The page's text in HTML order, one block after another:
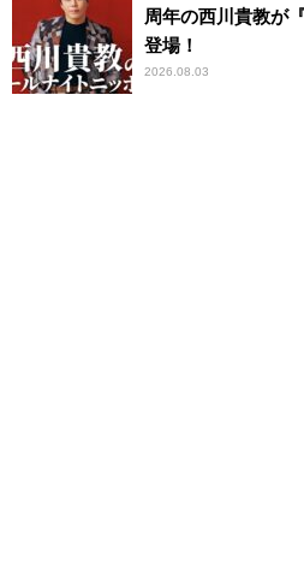
周年の西川貴教が
登場！
2026.08.03